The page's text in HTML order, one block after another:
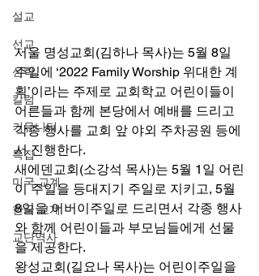
설교
선교
신학
칼럼
커뮤니티
특집
미국 교계
한국 교계
교단역사
서울 명성교회(김하나 목사)는 5월 8일
주일에 ‘2022 Family Worship 위대한 계
획’이라는 주제로 교회학교 어린이들이
어른들과 함께 본당에서 예배를 드리고
각종 행사를 교회 앞 야외 주차공원 등에
서 진행한다.
새에덴교회(소강석 목사)는 5월 1일 어린
이 주일을 등대지기 주일로 지키고, 5월
8일을 어버이주일로 드리면서 각종 행사
와 함께 어린이들과 부모님들에게 선물
을 제공한다.
왕성교회(길요나 목사)는 어린이주일을